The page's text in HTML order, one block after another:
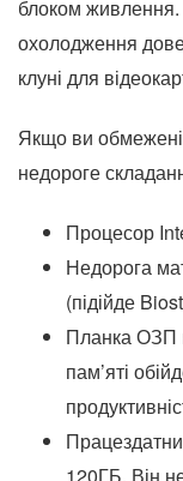
блоком
охолодження
клуні для
Якщо ви обмежені
недороге
Процесор
Недорога
(підійде
Планка ОЗП
пам’яті